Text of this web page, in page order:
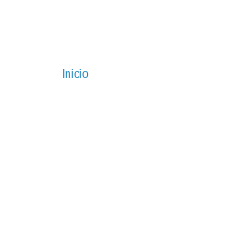
Inicio